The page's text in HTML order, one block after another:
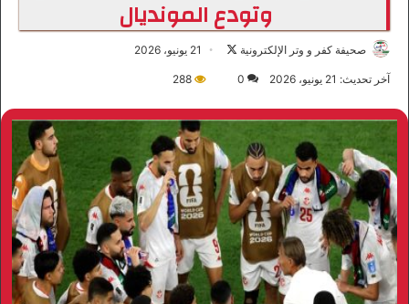
وتودع المونديال
صحيفة كفر و وتر الإلكترونية
ل
ى
X
21 يونيو، 2026
آخر تحديث: 21 يونيو، 2026 0
288